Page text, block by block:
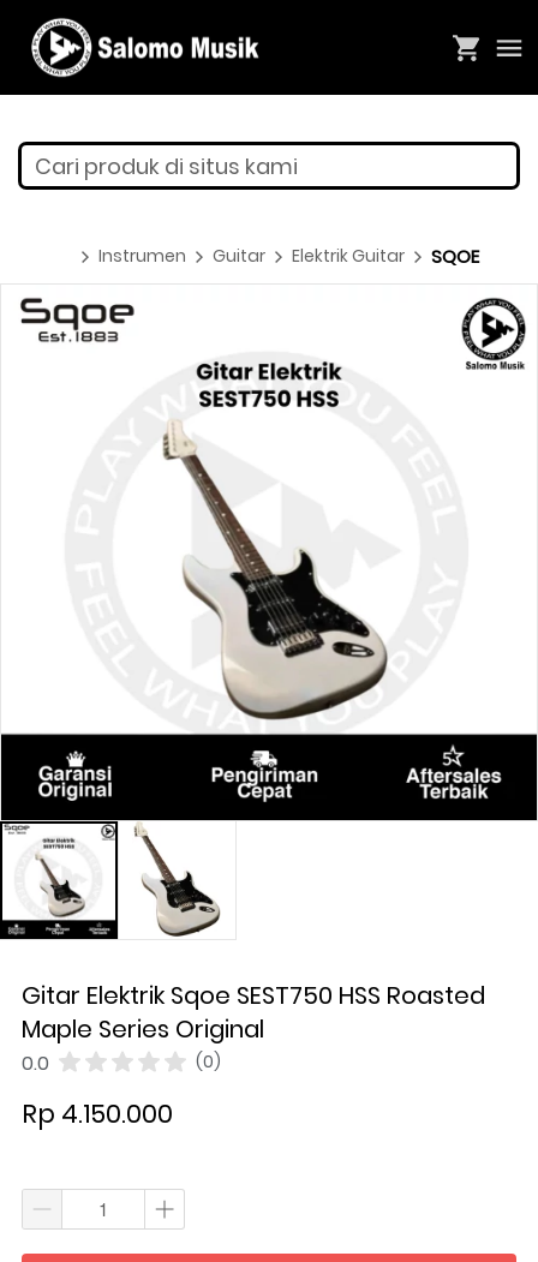
Cari produk di situs kami
Instrumen Guitar Elektrik Guitar SQOE
Gitar Elektrik Sqoe SEST750 HSS Roasted
Maple Series Original
0.0 (0)
Rp 4.150.000